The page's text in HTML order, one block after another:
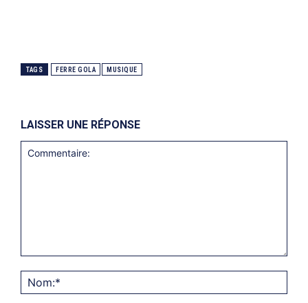
TAGS FERRE GOLA MUSIQUE
LAISSER UNE RÉPONSE